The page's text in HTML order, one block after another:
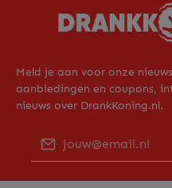
Meld je aan voor onze
aanbiedingen en coupons,
nieuws over DrankKoning.nl.